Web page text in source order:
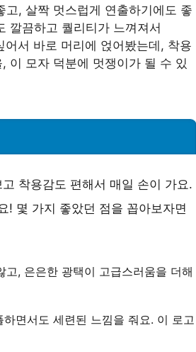
, 살짝 멋스럽게 연출하기에도 좋
깔끔하고 퀄리티가 느껴져서
서 바로 머리에 얹어봤는데, 착용
이 모자 덕분에 멋쟁이가 될 수 있
착용감도 편해서 매일 손이 가요.
! 몇 가지 좋았던 점을 꼽아보자면
, 은은한 광택이 고급스러움을 더해
면서도 세련된 느낌을 줘요. 이 로고